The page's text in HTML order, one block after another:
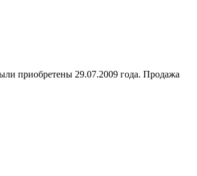
приобретены 29.07.2009 года. Продажа